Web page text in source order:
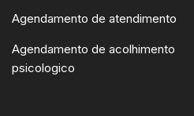
Agendamento de atendimento
Agendamento de acolhimento
psicologico